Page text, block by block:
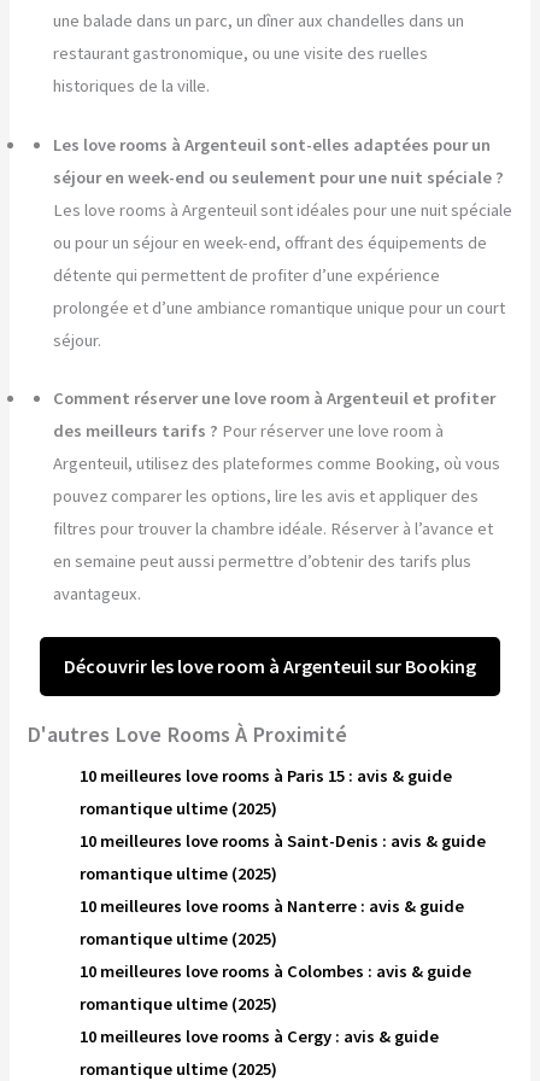
une balade dans un parc, un dîner aux chandelles dans un
restaurant gastronomique, ou une visite des ruelles
historiques de la ville.
Les love rooms à Argenteuil sont-elles adaptées pour un
séjour en week-end ou seulement pour une nuit spéciale ?
Les love rooms à Argenteuil sont idéales pour une nuit spéciale
ou pour un séjour en week-end, offrant des équipements de
détente qui permettent de profiter d’une expérience
prolongée et d’une ambiance romantique unique pour un court
séjour.
Comment réserver une love room à Argenteuil et profiter
des meilleurs tarifs ? Pour réserver une love room à
Argenteuil, utilisez des plateformes comme Booking, où vous
pouvez comparer les options, lire les avis et appliquer des
filtres pour trouver la chambre idéale. Réserver à l’avance et
en semaine peut aussi permettre d’obtenir des tarifs plus
avantageux.
Découvrir les love room à Argenteuil sur Booking
D'autres Love Rooms À Proximité
10 meilleures love rooms à Paris 15 : avis & guide
romantique ultime (2025)
10 meilleures love rooms à Saint-Denis : avis & guide
romantique ultime (2025)
10 meilleures love rooms à Nanterre : avis & guide
romantique ultime (2025)
10 meilleures love rooms à Colombes : avis & guide
romantique ultime (2025)
10 meilleures love rooms à Cergy : avis & guide
romantique ultime (2025)